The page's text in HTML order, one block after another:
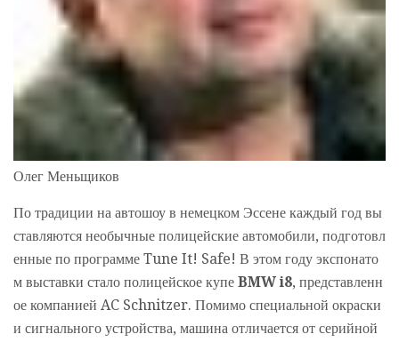
Олег Меньщиков
По традиции на автошоу в немецком Эссене каждый год вы
ставляются необычные полицейские автомобили, подготовл
енные по программе Tune It! Safe! В этом году экспонато
м выставки стало полицейское купе BMW i8, представленн
ое компанией AC Schnitzer. Помимо специальной окраски
и сигнального устройства, машина отличается от серийной